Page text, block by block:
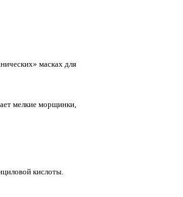
масках для
мелкие морщинки,
кислоты.